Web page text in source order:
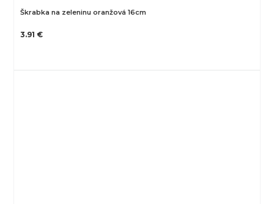
Škrabka na zeleninu oranžová 16cm
3.91 €